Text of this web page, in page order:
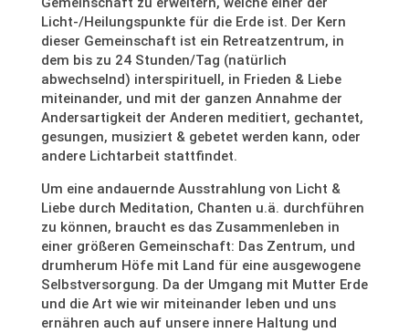
Licht-/Heilungspunkte für die Erde ist. Der Kern
dieser Gemeinschaft ist ein Retreatzentrum, in
dem bis zu 24 Stunden/Tag (natürlich
abwechselnd) interspirituell, in Frieden & Liebe
miteinander, und mit der ganzen Annahme der
Andersartigkeit der Anderen meditiert, gechantet,
gesungen, musiziert & gebetet werden kann, oder
andere Lichtarbeit stattfindet.
Um eine andauernde Ausstrahlung von Licht &
Liebe durch Meditation, Chanten u.ä. durchführen
zu können, braucht es das Zusammenleben in
einer größeren Gemeinschaft: Das Zentrum, und
drumherum Höfe mit Land für eine ausgewogene
Selbstversorgung. Da der Umgang mit Mutter Erde
und die Art wie wir miteinander leben und uns
ernähren auch auf unsere innere Haltung und